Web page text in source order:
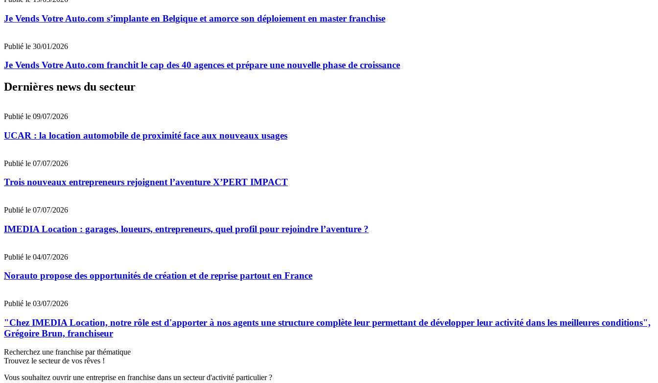
Je Vends Votre Auto.com s’implante en Belgique et amorce son déploiement en master franchise
Publié le 30/01/2026
Je Vends Votre Auto.com franchit le cap des 40 agences et prépare une nouvelle phase de croissance
Dernières news du secteur
Publié le 09/07/2026
UCAR : la location automobile de proximité face aux nouveaux usages
Publié le 07/07/2026
Trois nouveaux entrepreneurs rejoignent l’aventure X’PERT IMPACT
Publié le 07/07/2026
IMEDIA Location : garages, loueurs, entrepreneurs, quel profil pour rejoindre l’aventure ?
Publié le 04/07/2026
Norauto propose des opportunités de création et de reprise partout en France
Publié le 03/07/2026
"Chez IMEDIA Location, notre rôle est d'apporter à nos agents une structure complète leur permettant de développer leur activité dans les meilleures conditions",
Grégoire Brun, franchiseur
Recherchez une franchise par thématique
Trouvez le secteur de vos rêves !
Vous souhaitez ouvrir une entreprise en franchise dans un secteur d'activité particulier ?